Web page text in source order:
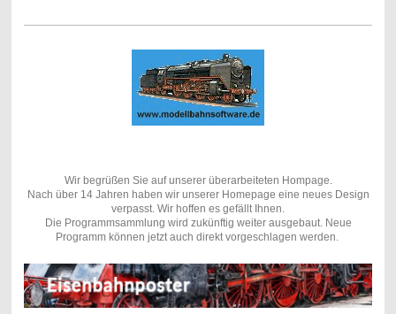
Wir begrüßen Sie auf unserer überarbeiteten Hompage.
Nach über 14 Jahren haben wir unserer Homepage eine neues Design
verpasst. Wir hoffen es gefällt Ihnen.
Die Programmsammlung wird zukünftig weiter ausgebaut. Neue
Programm können jetzt auch direkt vorgeschlagen werden.